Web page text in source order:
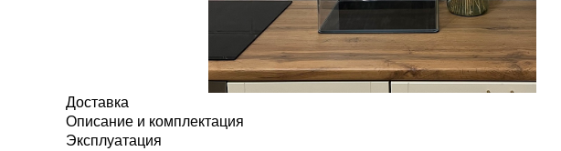
Доставка
Описание и комплектация
Эксплуатация